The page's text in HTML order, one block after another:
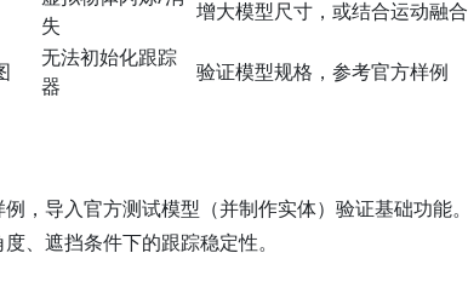
失
增大模型尺寸，或结合运动融合
无法初始化跟踪
器
验证模型规格，参考官方样例
，导入官方测试模型（并制作实体）验证基础功能。
、遮挡条件下的跟踪稳定性。